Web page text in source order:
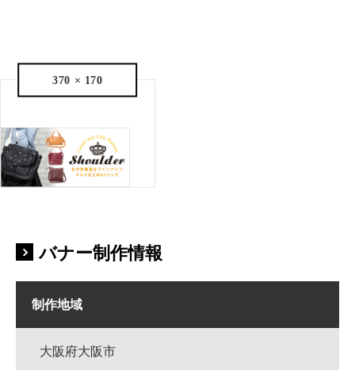
370 × 170
バナー制作情報
制作地域
大阪府大阪市